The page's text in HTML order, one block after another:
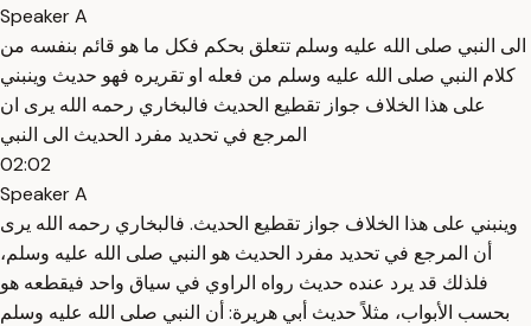
Speaker A
الى النبي صلى الله عليه وسلم تتعلق بحكم فكل ما هو قائم بنفسه من
كلام النبي صلى الله عليه وسلم من فعله او تقريره فهو حديث وينبني
على هذا الخلاف جواز تقطيع الحديث فالبخاري رحمه الله يرى ان
المرجع في تحديد مفرد الحديث الى النبي
02:02
Speaker A
وينبني على هذا الخلاف جواز تقطيع الحديث. فالبخاري رحمه الله يرى
أن المرجع في تحديد مفرد الحديث هو النبي صلى الله عليه وسلم،
فلذلك قد يرد عنده حديث رواه الراوي في سياق واحد فيقطعه هو
بحسب الأبواب، مثلاً حديث أبي هريرة: أن النبي صلى الله عليه وسلم